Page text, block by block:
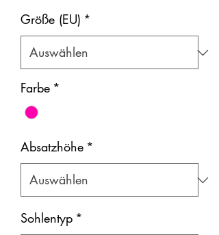
Größe (EU) *
Farbe *
Absatzhöhe *
Sohlentyp *